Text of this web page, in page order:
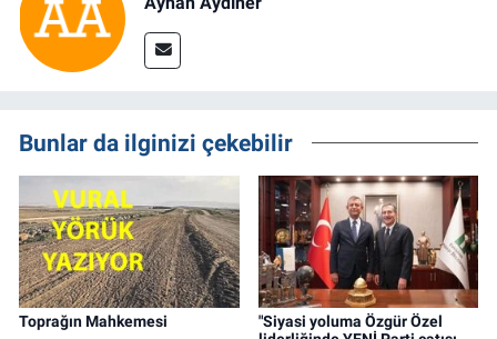
Bunlar da ilginizi çekebilir
Toprağın Mahkemesi
"Siyasi yoluma Özgür Özel